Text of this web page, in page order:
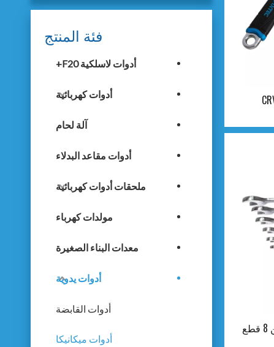
فئة المنتج
أدوات لاسلكية F20+
أدوات كهربائية
آلة لحام
أدوات مقاعد البدلاء
ملحقات أدوات كهربائية
مولدات كهرباء
معدات البناء الصغيرة
أدوات يدوية
أدوات القابضة
أدوات ميكانيكا